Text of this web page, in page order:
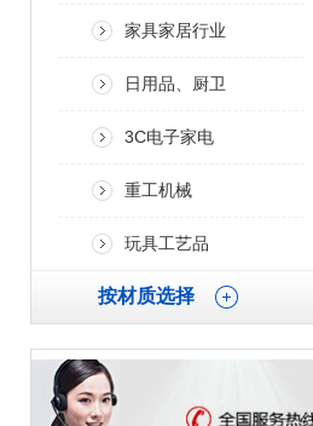
家具家居行业
日用品、厨卫
3C电子家电
重工机械
玩具工艺品
按材质选择